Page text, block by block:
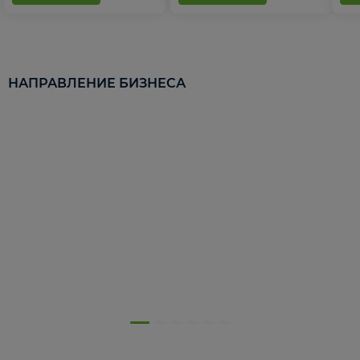
НАПРАВЛЕНИЕ БИЗНЕСА